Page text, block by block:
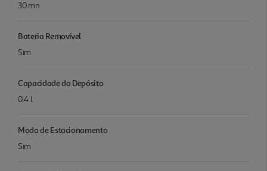
30 mn
Bateria Removível
Sim
Capacidade do Depósito
0.4 l
Modo de Estacionamento
Sim